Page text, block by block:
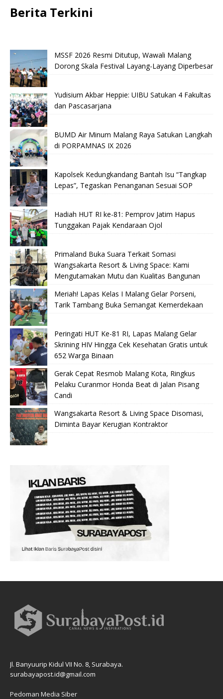
Berita Terkini
MSSF 2026 Resmi Ditutup, Wawali Malang
Dorong Skala Festival Layang-Layang Diperbesar
Yudisium Akbar Heppie: UIBU Satukan 4 Fakultas
dan Pascasarjana
BUMD Air Minum Malang Raya Satukan Langkah
di PORPAMNAS IX 2026
Kapolsek Kedungkandang Bantah Isu “Tangkap
Lepas”, Tegaskan Penanganan Sesuai SOP
Hadiah HUT RI ke-81: Pemprov Jatim Hapus
Tunggakan Pajak Kendaraan Ojol
Primaland Buka Suara Terkait Somasi
Wangsakarta Resort & Living Space: Kami
Mengutamakan Mutu dan Kualitas Bangunan
Meriah! Lapas Kelas I Malang Gelar Porseni,
Tarik Tambang Buka Semangat Kemerdekaan
Peringati HUT Ke-81 RI, Lapas Malang Gelar
Skrining HIV Hingga Cek Kesehatan Gratis untuk
652 Warga Binaan
Gerak Cepat Resmob Malang Kota, Ringkus
Pelaku Curanmor Honda Beat di Jalan Pisang
Candi
Wangsakarta Resort & Living Space Disomasi,
Diminta Bayar Kerugian Kontraktor
Jl. Banyuurip Kidul VII No. 8, Surabaya.
surabayapost.id@gmail.com
Pedoman Media Siber